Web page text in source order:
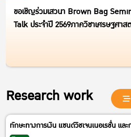
ขอเชิญร่วมเสวนา Brown Bag
Talk ประจำปี 2569ภาควิชาเศรษฐศา
มหาวิทยาลัยเกษตรศาสตร์หัวข้อ “อ
ตกเป็นผู้เสียหายกลโกงออนไลน์ :
Financial Scams :
สิงหาคม 2569 เวลา 09.30 – 12.00 น.
Research work
ทักษะทางการเงิน แซนด์วิชเจนเนอเรชั่น แ